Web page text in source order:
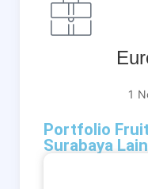
1
Portfolio
Surabaya